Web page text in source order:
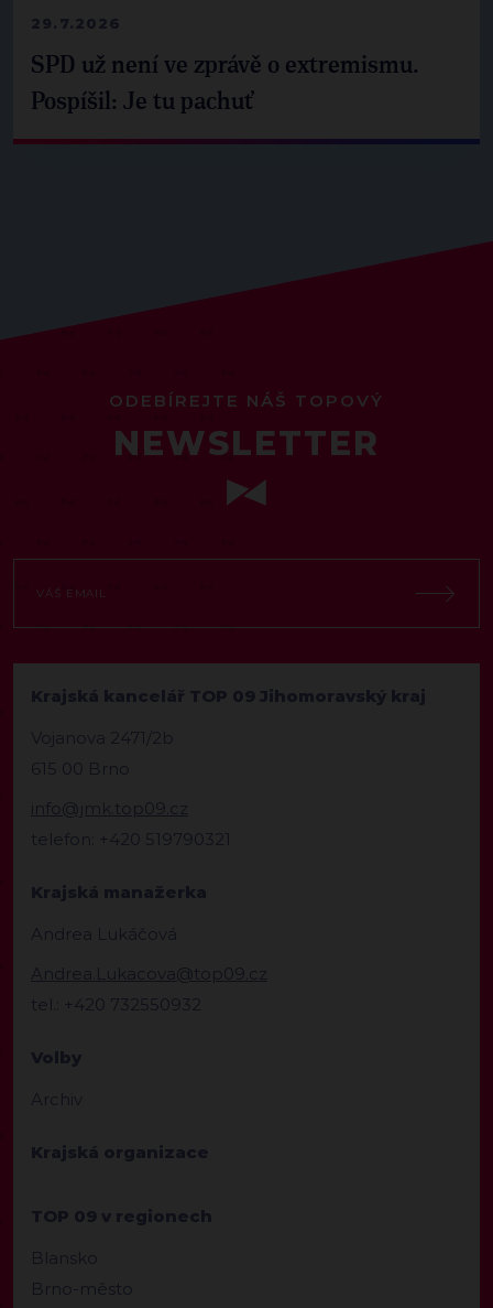
29.7.2026
SPD už není ve zprávě o extremismu.
Pospíšil: Je tu pachuť
ODEBÍREJTE NÁŠ TOPOVÝ
NEWSLETTER
Krajská kancelář TOP 09 Jihomoravský kraj
Vojanova 2471/2b
615 00 Brno
info@jmk.top09.cz
telefon: +420 519790321
Krajská manažerka
Andrea Lukáčová
Andrea.Lukacova@top09.cz
tel.: +420 732550932
Volby
Archiv
Krajská organizace
TOP 09 v regionech
Blansko
Brno-město